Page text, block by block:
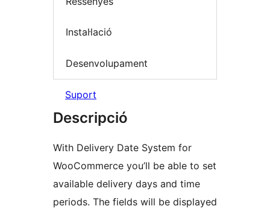
Instal·lació
Desenvolupament
Suport
Descripció
With Delivery Date System for
WooCommerce you’ll be able to set
available delivery days and time
periods. The fields will be displayed